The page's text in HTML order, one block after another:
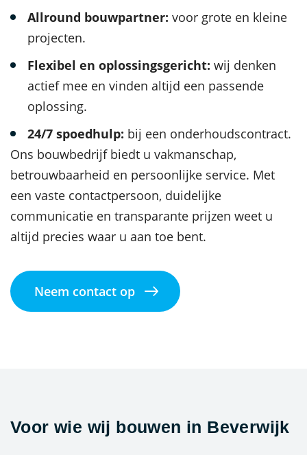
Allround bouwpartner: voor grote en kleine
projecten.
Flexibel en oplossingsgericht: wij denken
actief mee en vinden altijd een passende
oplossing.
24/7 spoedhulp: bij een onderhoudscontract.
Ons bouwbedrijf biedt u vakmanschap,
betrouwbaarheid en persoonlijke service. Met
een vaste contactpersoon, duidelijke
communicatie en transparante prijzen weet u
altijd precies waar u aan toe bent.
Neem contact op
Voor wie wij bouwen in Beverwijk